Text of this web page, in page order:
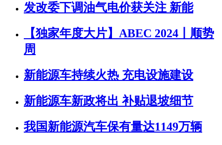
发改委下调油气电价获关注 新能
【独家年度大片】ABEC 2024丨顺势
周
新能源车持续火热 充电设施建设
新能源车新政将出 补贴退坡细节
我国新能源汽车保有量达1149万辆